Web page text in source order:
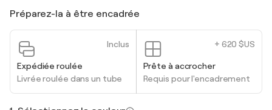
Préparez-la à être encadrée
Inclus
Expédiée roulée
Livrée roulée dans un tube
+ 620 $US
Prête à accrocher
Requis pour l'encadrement